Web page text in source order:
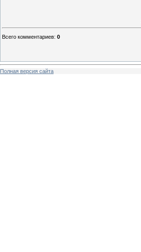
Всего комментариев: 0
Полная версия сайта